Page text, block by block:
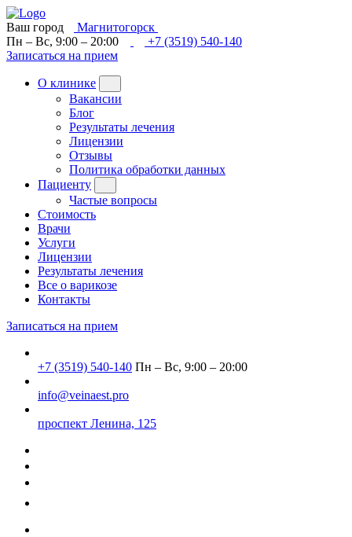
Ваш город
Магнитогорск
Пн – Вс, 9:00 – 20:00
+7 (3519) 540-140
Записаться на прием
О клинике
Вакансии
Блог
Результаты лечения
Лицензии
Отзывы
Политика обработки данных
Пациенту
Частые вопросы
Стоимость
Врачи
Услуги
Лицензии
Результаты лечения
Все о варикозе
Контакты
Записаться на прием
+7 (3519) 540-140 Пн – Вс, 9:00 – 20:00
info@veinaest.pro
проспект Ленина, 125